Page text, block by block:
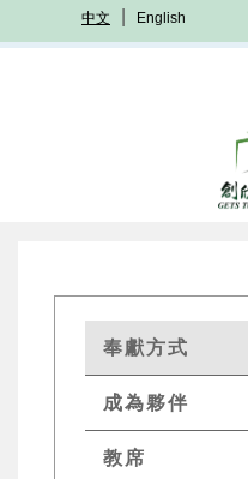
至
中文 English
GETS
Quick
Menu
奉獻方式
成為夥伴
教席